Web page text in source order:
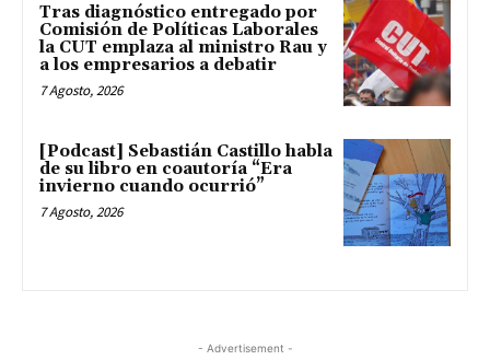
Tras diagnóstico entregado por
Comisión de Políticas Laborales
la CUT emplaza al ministro Rau y
a los empresarios a debatir
7 Agosto, 2026
[Podcast] Sebastián Castillo habla
de su libro en coautoría “Era
invierno cuando ocurrió”
7 Agosto, 2026
- Advertisement -